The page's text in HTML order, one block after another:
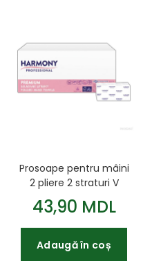
Prosoape pentru mâini
2 pliere 2 straturi V
Harmony 230×240 mm
157 buc. albe
43,90 MDL
Adaugă în coș